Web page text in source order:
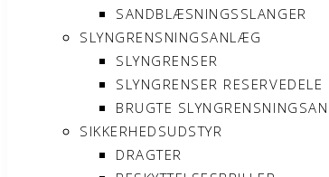
SANDBLÆSNINGSSLANGER
SLYNGRENSNINGSANLÆG
SLYNGRENSER
SLYNGRENSER RESERVEDELE
BRUGTE
SIKKERHEDSUDSTYR
DRAGTER